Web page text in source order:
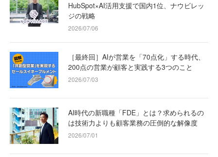
HubSpot×AI活用支援で国内1位、ナウビレッ
ジの戦略
2026/07/06
［最終回］AIが営業を「70点化」する時代、
200点の営業が顧客と実践する3つのこと
2026/07/03
AI時代の新職種「FDE」とは？求められるの
は技術力よりも顧客業務の圧倒的な解像度
2026/07/01